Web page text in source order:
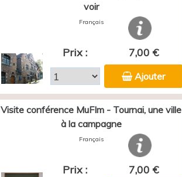
voir
Français
Prix : 7,00 €
Ajouter
Visite conférence MuFIm - Tournai, une ville
à la campagne
Français
Prix : 7,00 €